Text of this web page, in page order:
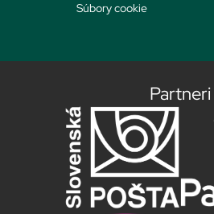
Súbory cookie
Partneri